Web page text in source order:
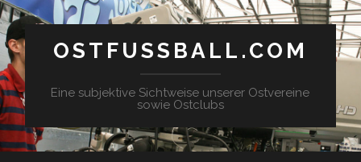
OSTFUSSBALL.COM
Eine subjektive Sichtweise unserer Ostvereine
sowie Ostclubs